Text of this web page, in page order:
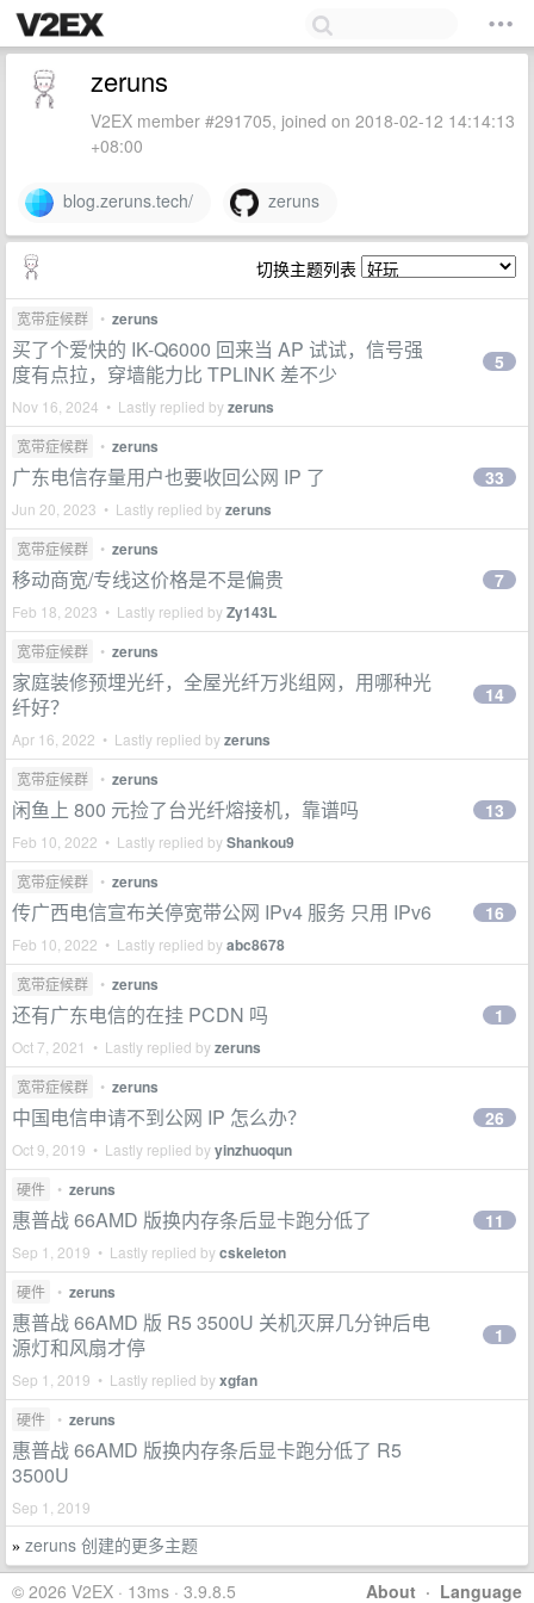
zeruns
V2EX member #291705, joined on 2018-02-12 14:14:13
+08:00
blog.zeruns.tech/ zeruns
切换主题列表
宽带症候群 • zeruns
买了个爱快的 IK-Q6000 回来当 AP 试试，信号强
度有点拉，穿墙能力比 TPLINK 差不少
Nov 16, 2024 • Lastly replied byzeruns
5
宽带症候群 • zeruns
广东电信存量用户也要收回公网 IP 了
Jun 20, 2023 • Lastly replied byzeruns
33
宽带症候群 • zeruns
移动商宽/专线这价格是不是偏贵
Feb 18, 2023 • Lastly replied byZy143L
7
宽带症候群 • zeruns
家庭装修预埋光纤，全屋光纤万兆组网，用哪种光
纤好？
Apr 16, 2022 • Lastly replied byzeruns
14
宽带症候群 • zeruns
闲鱼上 800 元捡了台光纤熔接机，靠谱吗
Feb 10, 2022 • Lastly replied byShankou9
13
宽带症候群 • zeruns
传广西电信宣布关停宽带公网 IPv4 服务 只用 IPv6
Feb 10, 2022 • Lastly replied byabc8678
16
宽带症候群 • zeruns
还有广东电信的在挂 PCDN 吗
Oct 7, 2021 • Lastly replied byzeruns
1
宽带症候群 • zeruns
中国电信申请不到公网 IP 怎么办？
Oct 9, 2019 • Lastly replied byyinzhuoqun
26
硬件 • zeruns
惠普战 66AMD 版换内存条后显卡跑分低了
Sep 1, 2019 • Lastly replied bycskeleton
11
硬件 • zeruns
惠普战 66AMD 版 R5 3500U 关机灭屏几分钟后电
源灯和风扇才停
Sep 1, 2019 • Lastly replied byxgfan
1
硬件 • zeruns
惠普战 66AMD 版换内存条后显卡跑分低了 R5
3500U
Sep 1, 2019
» zeruns 创建的更多主题
About · Language
© 2026 V2EX · 13ms · 3.9.8.5